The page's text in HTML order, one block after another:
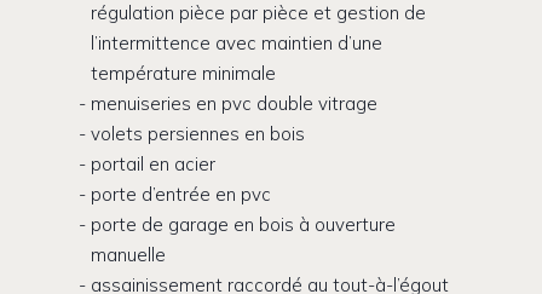
régulation pièce par pièce et gestion de
l’intermittence avec maintien d’une
température minimale
menuiseries en pvc double vitrage
volets persiennes en bois
portail en acier
porte d’entrée en pvc
porte de garage en bois à ouverture
manuelle
assainissement raccordé au tout-à-l’égout